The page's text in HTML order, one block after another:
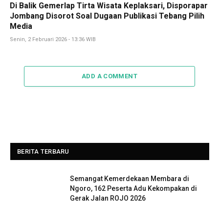
Di Balik Gemerlap Tirta Wisata Keplaksari, Disporapar
Jombang Disorot Soal Dugaan Publikasi Tebang Pilih
Media
Senin, 2 Februari 2026 - 13:36 WIB
ADD A COMMENT
BERITA TERBARU
Semangat Kemerdekaan Membara di
Ngoro, 162 Peserta Adu Kekompakan di
Gerak Jalan ROJO 2026